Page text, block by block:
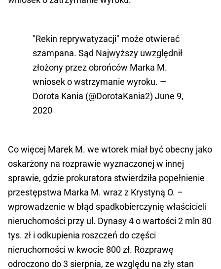
"Rekin reprywatyzacji" może otwierać
szampana. Sąd Najwyższy uwzględnił
złożony przez obrońców Marka M.
wniosek o wstrzymanie wyroku. —
Dorota Kania (@DorotaKania2) June 9,
2020
Co więcej Marek M. we wtorek miał być obecny jako
oskarżony na rozprawie wyznaczonej w innej
sprawie, gdzie prokuratora stwierdziła popełnienie
przestępstwa Marka M. wraz z Krystyną O. –
wprowadzenie w błąd spadkobierczynię właścicieli
nieruchomości przy ul. Dynasy 4 o wartości 2 mln 80
tys. zł i odkupienia roszczeń do części
nieruchomości w kwocie 800 zł. Rozprawę
odroczono do 3 sierpnia, ze względu na zły stan